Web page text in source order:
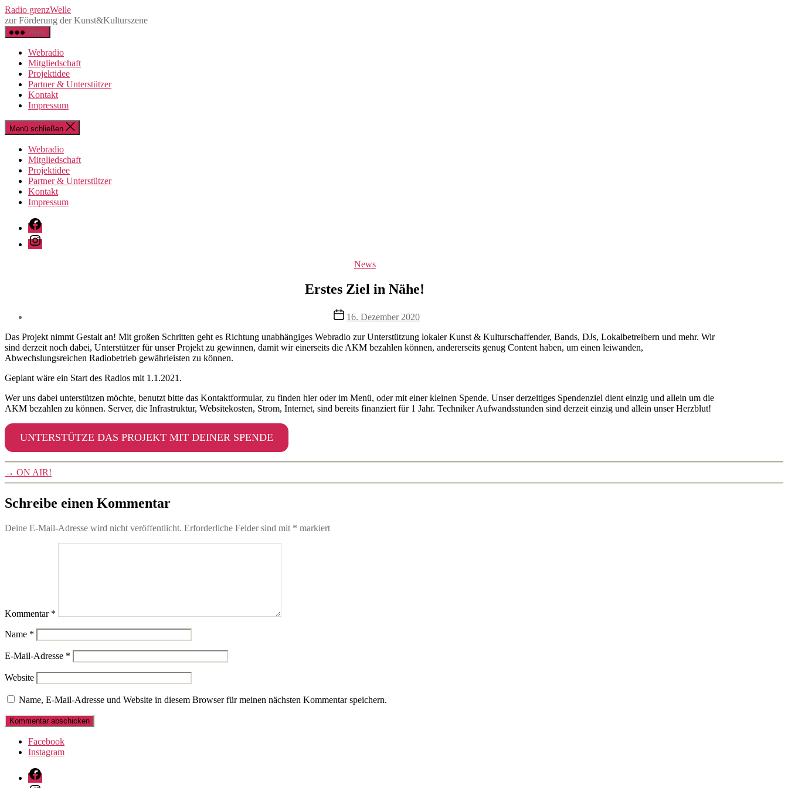
Direkt
zum
Inhalt
wechseln
Radio grenzWelle
zur Förderung der Kunst&Kulturszene
Menü
Webradio
Mitgliedschaft
Projektidee
Partner & Unterstützer
Kontakt
Impressum
Menü schließen
Webradio
Mitgliedschaft
Projektidee
Partner & Unterstützer
Kontakt
Impressum
Facebook
Instagram
Kategorien
News
Erstes Ziel in Nähe!
Beitragsdatum
16. Dezember 2020
Das Projekt nimmt Gestalt an! Mit großen Schritten geht es Richtung unabhängiges Webradio zur Unterstützung lokaler Kunst & Kulturschaffender, Bands, DJs, Lokalbetreibern und mehr. Wir
sind derzeit noch dabei, Unterstützer für unser Projekt zu gewinnen, damit wir einerseits die AKM bezahlen können, andererseits genug Content haben, um einen leiwanden,
Abwechslungsreichen Radiobetrieb gewährleisten zu können.
Geplant wäre ein Start des Radios mit 1.1.2021.
Wer uns dabei unterstützen möchte, benutzt bitte das Kontaktformular, zu finden hier oder im Menü, oder mit einer kleinen Spende. Unser derzeitiges Spendenziel dient einzig und allein um die
AKM bezahlen zu können. Server, die Infrastruktur, Websitekosten, Strom, Internet, sind bereits finanziert für 1 Jahr. Techniker Aufwandsstunden sind derzeit einzig und allein unser Herzblut!
UNTERSTÜTZE DAS PROJEKT MIT DEINER SPENDE
→ ON AIR!
Schreibe einen Kommentar
Deine E-Mail-Adresse wird nicht veröffentlicht. Erforderliche Felder sind mit * markiert
Kommentar *
Name *
E-Mail-Adresse *
Website
Name, E-Mail-Adresse und Website in diesem Browser für meinen nächsten Kommentar speichern.
Facebook
Instagram
Facebook